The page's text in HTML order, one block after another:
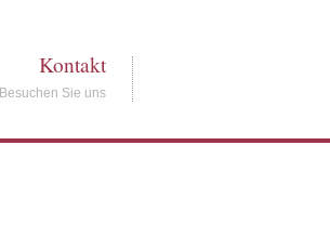
Kontakt
Besuchen Sie uns